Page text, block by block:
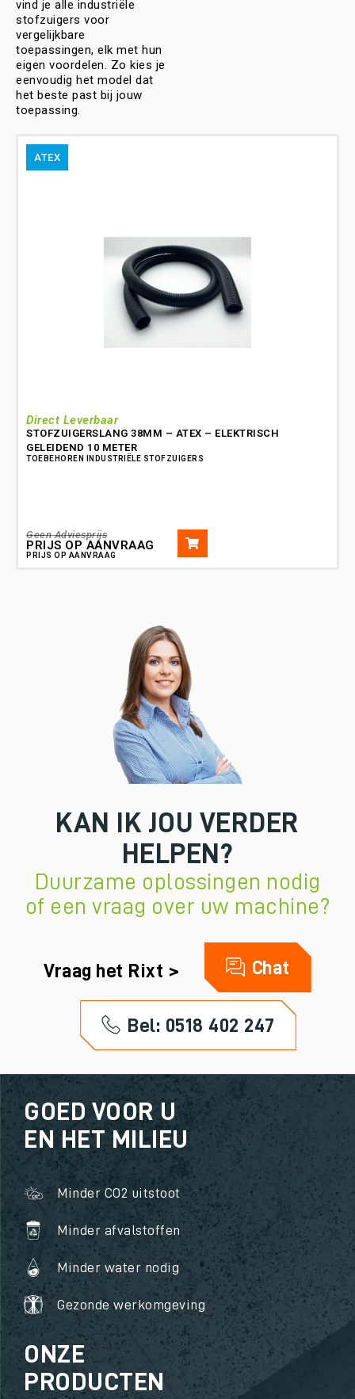
vind je alle industriële
stofzuigers voor
vergelijkbare
toepassingen, elk met hun
eigen voordelen. Zo kies je
eenvoudig het model dat
het beste past bij jouw
toepassing.
ATEX
Direct Leverbaar
STOFZUIGERSLANG 38MM – ATEX – ELEKTRISCH
GELEIDEND 10 METER
TOEBEHOREN INDUSTRIËLE STOFZUIGERS
Geen Adviesprijs
PRIJS OP AANVRAAG
PRIJS OP AANVRAAG
KAN IK JOU VERDER
HELPEN?
Duurzame oplossingen nodig
of een vraag over uw machine?
Vraag het Rixt > Chat
Bel: 0518 402 247
GOED VOOR U
EN HET MILIEU
Minder CO2 uitstoot
Minder afvalstoffen
Minder water nodig
Gezonde werkomgeving
ONZE
PRODUCTEN